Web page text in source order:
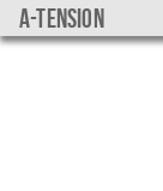
a-tension